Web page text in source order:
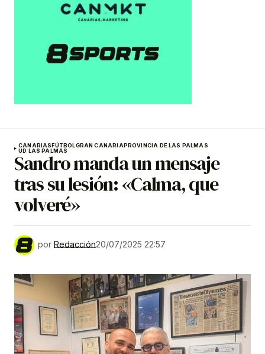
CANARIAS FÚTBOLGRAN CANARIAPROVINCIA DE LAS PALMAS
UD LAS PALMAS
Sandro manda un mensaje
tras su lesión: «Calma, que
volveré»
por Redacción20/07/2025 22:57